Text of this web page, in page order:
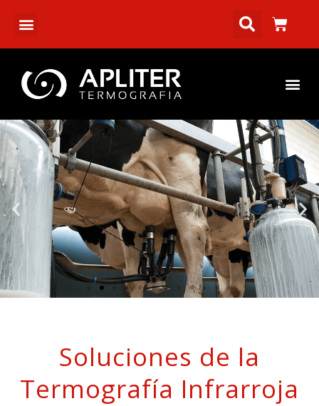
Trabajando para mejorar el bienestar de las personas y los
animales.
Soluciones de la
Termografía Infrarroja